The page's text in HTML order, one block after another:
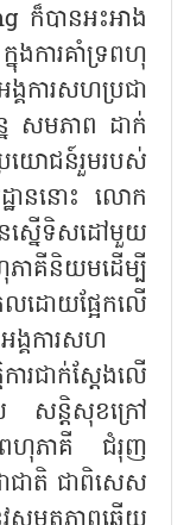
ក៏បានអះអាង
ការគាំទ្រពហុ
ការសហប្រជា
ន សមភាព ដាក់
ោជន៍រួមរបស់
ាននោះ លោក
នស្នើទិសដៅមួយ
ភាគីនិយមដើម្បី
លដោយផ្អែកលើ
ង្គការសហ
រជាក់ស្ដែងលើ
សន្តិសុខក្រៅ
នពហុភាគី ជំរុញ
ជាតិ ជាពិសេស